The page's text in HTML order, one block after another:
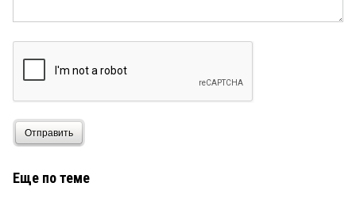
Отправить
Еще по теме